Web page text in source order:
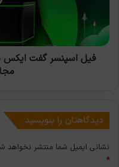
ورود
به
واقعیتفیل اسپنسر گفت ایکس
دیدگاهتان را بنویسید
نشانی ایمیل شما منتشر نخواهد
*